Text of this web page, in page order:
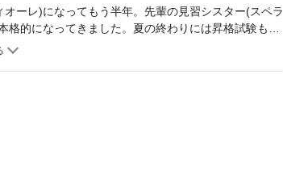
ーレ)になってもう半年。先輩の見習シスター(スペラ
的になってきました。夏の終わりには昇格試験もあ
望の分だけ悩みもいっぱい……。アリシアちゃん&ジ